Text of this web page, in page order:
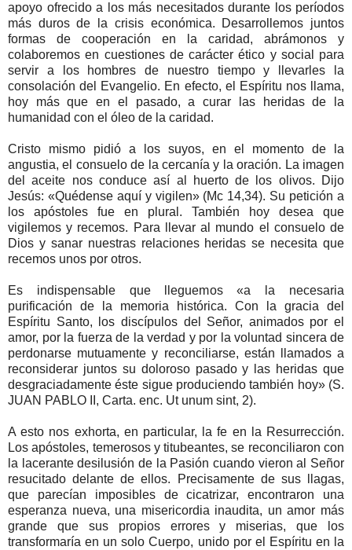
apoyo ofrecido a los más necesitados durante los períodos
más duros de la crisis económica. Desarrollemos juntos
formas de cooperación en la caridad, abrámonos y
colaboremos en cuestiones de carácter ético y social para
servir a los hombres de nuestro tiempo y llevarles la
consolación del Evangelio. En efecto, el Espíritu nos llama,
hoy más que en el pasado, a curar las heridas de la
humanidad con el óleo de la caridad.
Cristo mismo pidió a los suyos, en el momento de la
angustia, el consuelo de la cercanía y la oración. La imagen
del aceite nos conduce así al huerto de los olivos. Dijo
Jesús: «Quédense aquí y vigilen» (Mc 14,34). Su petición a
los apóstoles fue en plural. También hoy desea que
vigilemos y recemos. Para llevar al mundo el consuelo de
Dios y sanar nuestras relaciones heridas se necesita que
recemos unos por otros.
Es indispensable que lleguemos «a la necesaria
purificación de la memoria histórica. Con la gracia del
Espíritu Santo, los discípulos del Señor, animados por el
amor, por la fuerza de la verdad y por la voluntad sincera de
perdonarse mutuamente y reconciliarse, están llamados a
reconsiderar juntos su doloroso pasado y las heridas que
desgraciadamente éste sigue produciendo también hoy» (S.
JUAN PABLO II, Carta. enc. Ut unum sint, 2).
A esto nos exhorta, en particular, la fe en la Resurrección.
Los apóstoles, temerosos y titubeantes, se reconciliaron con
la lacerante desilusión de la Pasión cuando vieron al Señor
resucitado delante de ellos. Precisamente de sus llagas,
que parecían imposibles de cicatrizar, encontraron una
esperanza nueva, una misericordia inaudita, un amor más
grande que sus propios errores y miserias, que los
transformaría en un solo Cuerpo, unido por el Espíritu en la